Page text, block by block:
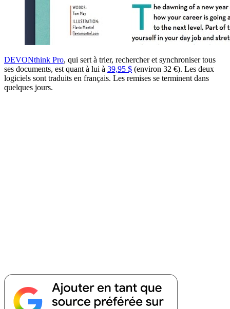
DEVONthink Pro, qui sert à trier, rechercher et synchroniser tous
ses documents, est quant à lui à 39,95 $ (environ 32 €). Les deux
logiciels sont traduits en français. Les remises se terminent dans
quelques jours.